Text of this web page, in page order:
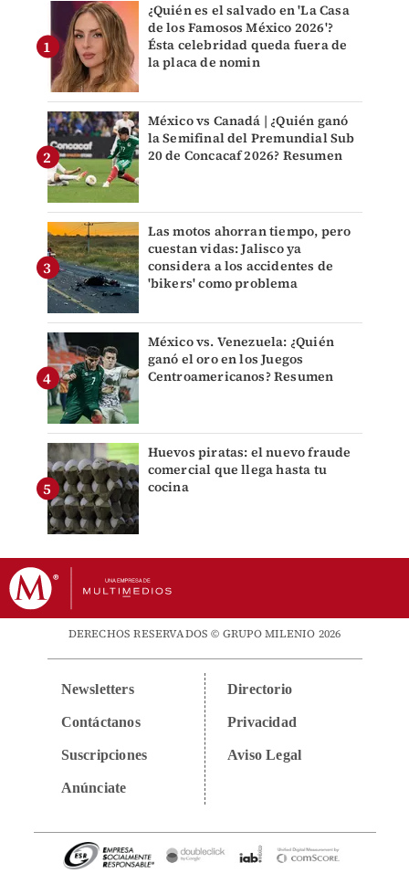
¿Quién es el salvado en 'La Casa
de los Famosos México 2026'?
Ésta celebridad queda fuera de
la placa de nomin
México vs Canadá | ¿Quién ganó
la Semifinal del Premundial Sub
20 de Concacaf 2026? Resumen
Las motos ahorran tiempo, pero
cuestan vidas: Jalisco ya
considera a los accidentes de
'bikers' como problema
México vs. Venezuela: ¿Quién
ganó el oro en los Juegos
Centroamericanos? Resumen
Huevos piratas: el nuevo fraude
comercial que llega hasta tu
cocina
DERECHOS RESERVADOS © GRUPO MILENIO 2026
Newsletters
Contáctanos
Suscripciones
Anúnciate
Directorio
Privacidad
Aviso Legal